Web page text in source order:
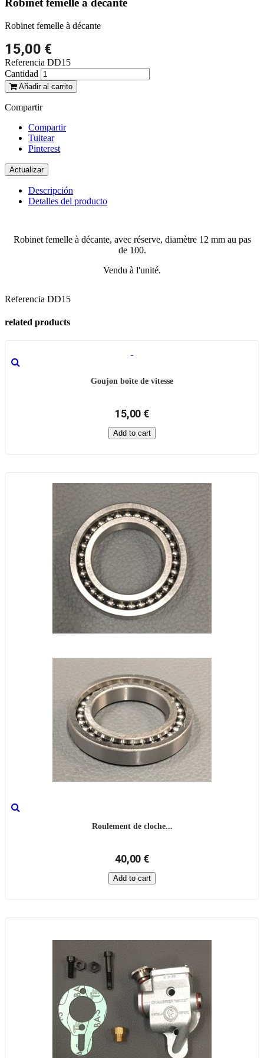
Robinet femelle à décante
Robinet femelle à décante
15,00 €
Referencia DD15
Cantidad
Añadir al carrito
Compartir
Compartir
Tuitear
Pinterest
Descripción
Detalles del producto
Robinet femelle à décante, avec réserve, diamètre 12 mm au pas
de 100.
Vendu à l'unité.
Referencia DD15
related products
Goujon boîte de vitesse
15,00 €
Add to cart
Roulement de cloche...
40,00 €
Add to cart